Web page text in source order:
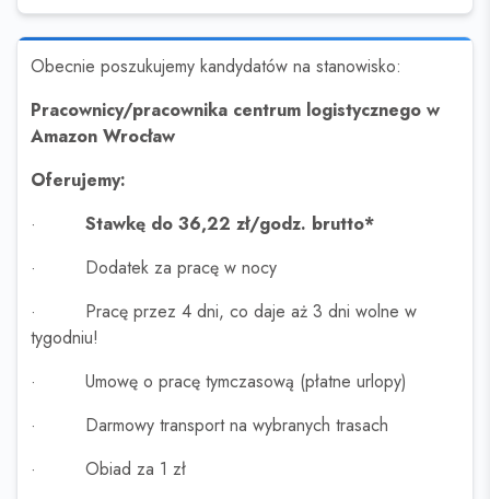
Obecnie poszukujemy kandydatów na stanowisko:
Pracownicy/pracownika centrum logistycznego w
Amazon Wrocław
Oferujemy:
· Stawkę do 36,22 zł/godz. brutto*
· Dodatek za pracę w nocy
· Pracę przez 4 dni, co daje aż 3 dni wolne w
tygodniu!
· Umowę o pracę tymczasową (płatne urlopy)
· Darmowy transport na wybranych trasach
· Obiad za 1 zł